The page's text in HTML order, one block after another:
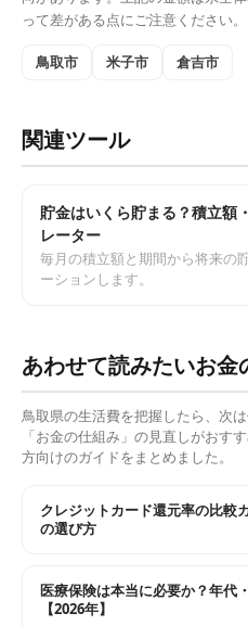
って差がある点にご注意ください。
鳥取市 米子市 倉吉市
関連ツール
貯金はいくら貯まる？積立額
レーター
毎月の積立額と期間から将来の
ーションします。
あわせて読みたいお金
鳥取県の生活費を把握したら、次
「お金の仕組み」の見直しがおす
方向けのガイドをまとめました。
クレジットカード還元率の比較
の選び方
医療保険は本当に必要か？年代
【2026年】